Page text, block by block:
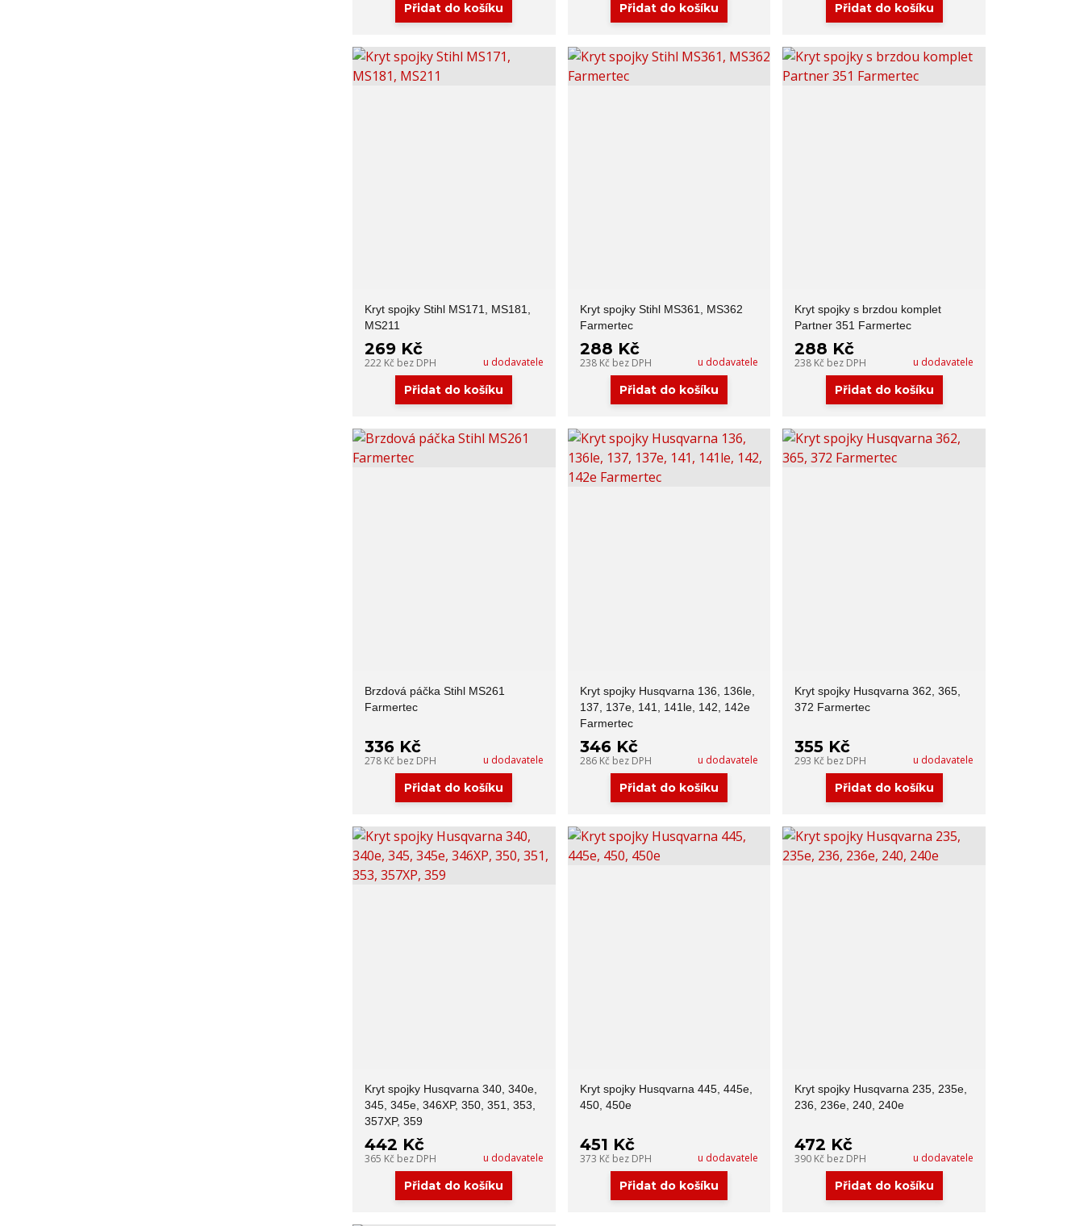
Přidat do košíku Přidat do košíku Přidat do košíku
Kryt spojky Stihl MS171, MS181,
MS211
269 Kč
222 Kč bez DPH u dodavatele
Přidat do košíku
Kryt spojky Stihl MS361, MS362
Farmertec
288 Kč
238 Kč bez DPH u dodavatele
Přidat do košíku
Kryt spojky s brzdou komplet
Partner 351 Farmertec
288 Kč
238 Kč bez DPH u dodavatele
Přidat do košíku
Brzdová páčka Stihl MS261
Farmertec
336 Kč
278 Kč bez DPH u dodavatele
Přidat do košíku
Kryt spojky Husqvarna 136, 136le,
137, 137e, 141, 141le, 142, 142e
Farmertec
346 Kč
286 Kč bez DPH u dodavatele
Přidat do košíku
Kryt spojky Husqvarna 362, 365,
372 Farmertec
355 Kč
293 Kč bez DPH u dodavatele
Přidat do košíku
Kryt spojky Husqvarna 340, 340e,
345, 345e, 346XP, 350, 351, 353,
357XP, 359
442 Kč
365 Kč bez DPH u dodavatele
Přidat do košíku
Kryt spojky Husqvarna 445, 445e,
450, 450e
451 Kč
373 Kč bez DPH u dodavatele
Přidat do košíku
Kryt spojky Husqvarna 235, 235e,
236, 236e, 240, 240e
472 Kč
390 Kč bez DPH u dodavatele
Přidat do košíku